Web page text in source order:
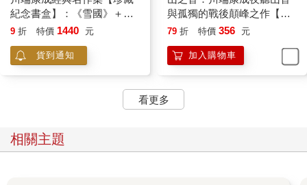
紀念書盒】：《雪國》＋
《古都》＋《千羽鶴》＋
冊)
9 折 特價 1440 元
貨到通知
與孤獨的戰後顛峰之作【精
裝典藏版】
79 折 特價 356 元
加入購物車
看更多
相關主題